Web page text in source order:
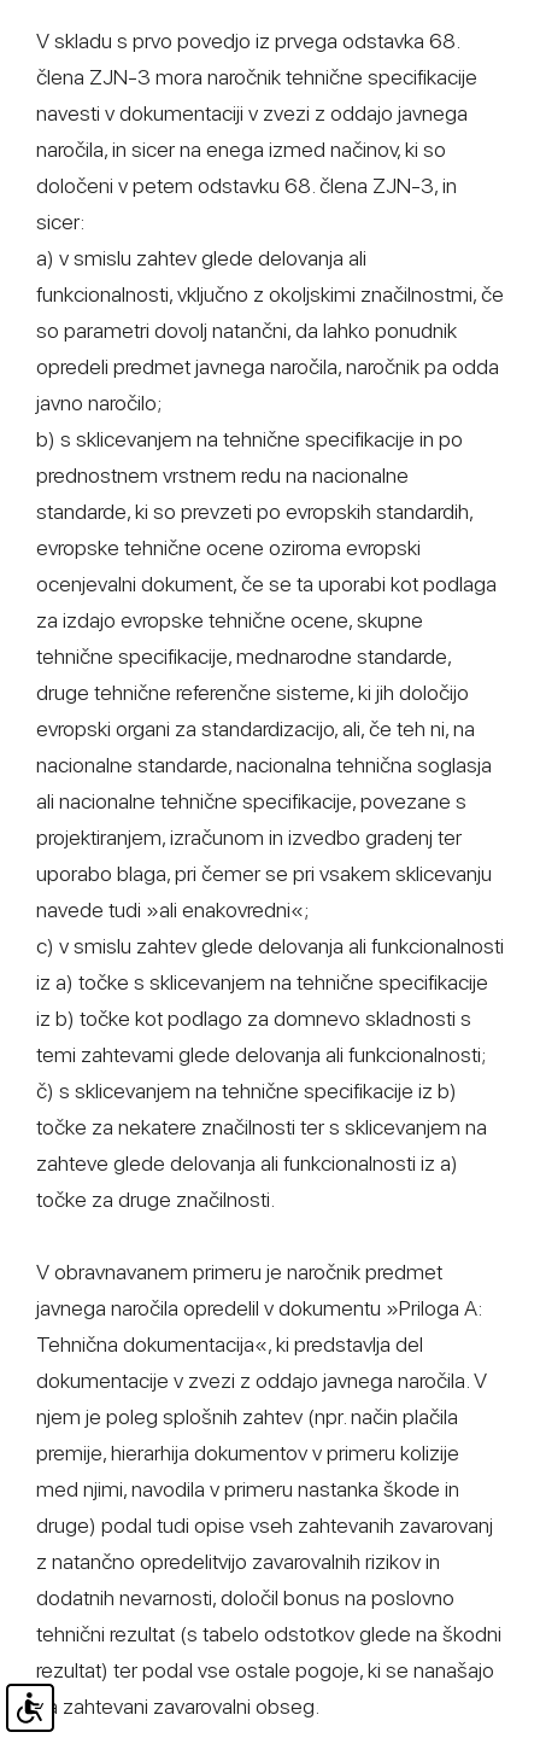
V skladu s prvo povedjo iz prvega odstavka 68.
člena ZJN-3 mora naročnik tehnične specifikacije
navesti v dokumentaciji v zvezi z oddajo javnega
naročila, in sicer na enega izmed načinov, ki so
določeni v petem odstavku 68. člena ZJN-3, in
sicer:
a) v smislu zahtev glede delovanja ali
funkcionalnosti, vključno z okoljskimi značilnostmi, če
so parametri dovolj natančni, da lahko ponudnik
opredeli predmet javnega naročila, naročnik pa odda
javno naročilo;
b) s sklicevanjem na tehnične specifikacije in po
prednostnem vrstnem redu na nacionalne
standarde, ki so prevzeti po evropskih standardih,
evropske tehnične ocene oziroma evropski
ocenjevalni dokument, če se ta uporabi kot podlaga
za izdajo evropske tehnične ocene, skupne
tehnične specifikacije, mednarodne standarde,
druge tehnične referenčne sisteme, ki jih določijo
evropski organi za standardizacijo, ali, če teh ni, na
nacionalne standarde, nacionalna tehnična soglasja
ali nacionalne tehnične specifikacije, povezane s
projektiranjem, izračunom in izvedbo gradenj ter
uporabo blaga, pri čemer se pri vsakem sklicevanju
navede tudi »ali enakovredni«;
c) v smislu zahtev glede delovanja ali funkcionalnosti
iz a) točke s sklicevanjem na tehnične specifikacije
iz b) točke kot podlago za domnevo skladnosti s
temi zahtevami glede delovanja ali funkcionalnosti;
č) s sklicevanjem na tehnične specifikacije iz b)
točke za nekatere značilnosti ter s sklicevanjem na
zahteve glede delovanja ali funkcionalnosti iz a)
točke za druge značilnosti.
V obravnavanem primeru je naročnik predmet
javnega naročila opredelil v dokumentu »Priloga A:
Tehnična dokumentacija«, ki predstavlja del
dokumentacije v zvezi z oddajo javnega naročila. V
njem je poleg splošnih zahtev (npr. način plačila
premije, hierarhija dokumentov v primeru kolizije
med njimi, navodila v primeru nastanka škode in
druge) podal tudi opise vseh zahtevanih zavarovanj
z natančno opredelitvijo zavarovalnih rizikov in
dodatnih nevarnosti, določil bonus na poslovno
tehnični rezultat (s tabelo odstotkov glede na škodni
rezultat) ter podal vse ostale pogoje, ki se nanašajo
na zahtevani zavarovalni obseg.